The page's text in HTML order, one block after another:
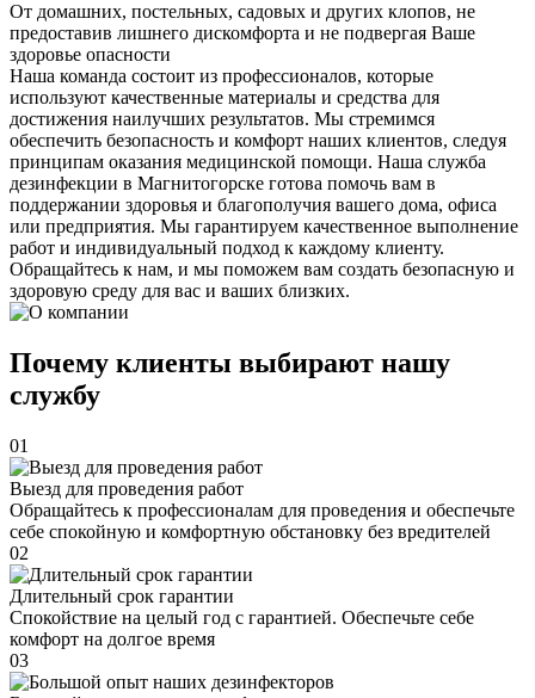
От домашних, постельных, садовых и других клопов, не
предоставив лишнего дискомфорта и не подвергая Ваше
здоровье опасности
Наша команда состоит из профессионалов, которые
используют качественные материалы и средства для
достижения наилучших результатов. Мы стремимся
обеспечить безопасность и комфорт наших клиентов, следуя
принципам оказания медицинской помощи. Наша служба
дезинфекции в Магнитогорске готова помочь вам в
поддержании здоровья и благополучия вашего дома, офиса
или предприятия. Мы гарантируем качественное выполнение
работ и индивидуальный подход к каждому клиенту.
Обращайтесь к нам, и мы поможем вам создать безопасную и
здоровую среду для вас и ваших близких.
Почему клиенты выбирают нашу
службу
01
Выезд для проведения работ
Обращайтесь к профессионалам для проведения и обеспечьте
себе спокойную и комфортную обстановку без вредителей
02
Длительный срок гарантии
Спокойствие на целый год с гарантией. Обеспечьте себе
комфорт на долгое время
03